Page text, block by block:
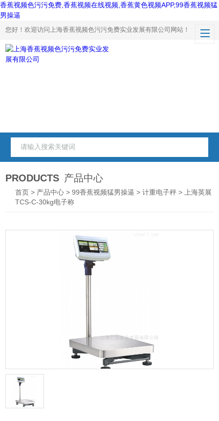
香蕉视频色污污免费,香蕉视频在线视频,香蕉黄色视频APP,99香蕉视频猛
男操逼
您好！欢迎访问上海香蕉视频色污污免费实业发展有限公司网站！
PRODUCTS 产品中心
首页 > 产品中心 >99香蕉视频猛男操逼 >计重电子秤 > 上海英展
TCS-C-30kg电子称